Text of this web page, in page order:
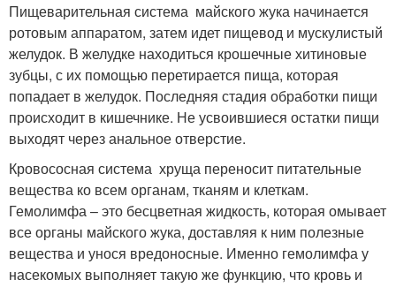
Пищеварительная система майского жука начинается
ротовым аппаратом, затем идет пищевод и мускулистый
желудок. В желудке находиться крошечные хитиновые
зубцы, с их помощью перетирается пища, которая
попадает в желудок. Последняя стадия обработки пищи
происходит в кишечнике. Не усвоившиеся остатки пищи
выходят через анальное отверстие.
Кровососная система хруща переносит питательные
вещества ко всем органам, тканям и клеткам.
Гемолимфа – это бесцветная жидкость, которая омывает
все органы майского жука, доставляя к ним полезные
вещества и унося вредоносные. Именно гемолимфа у
насекомых выполняет такую же функцию, что кровь и